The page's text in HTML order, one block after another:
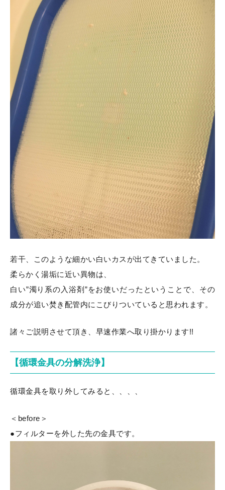
若干、このような細かい白いカスが出てきていました。
柔らかく湯垢に近い異物は、
白い”濁り系の入浴剤”をお使いだったということで、その
成分が追い焚き配管内にこびりついていると思われます。
諸々ご説明させて頂き、早速作業へ取り掛かります!!
【循環金具の分解洗浄】
循環金具を取り外してみると、、、、
＜before＞
●フィルターを外した先の金具です。